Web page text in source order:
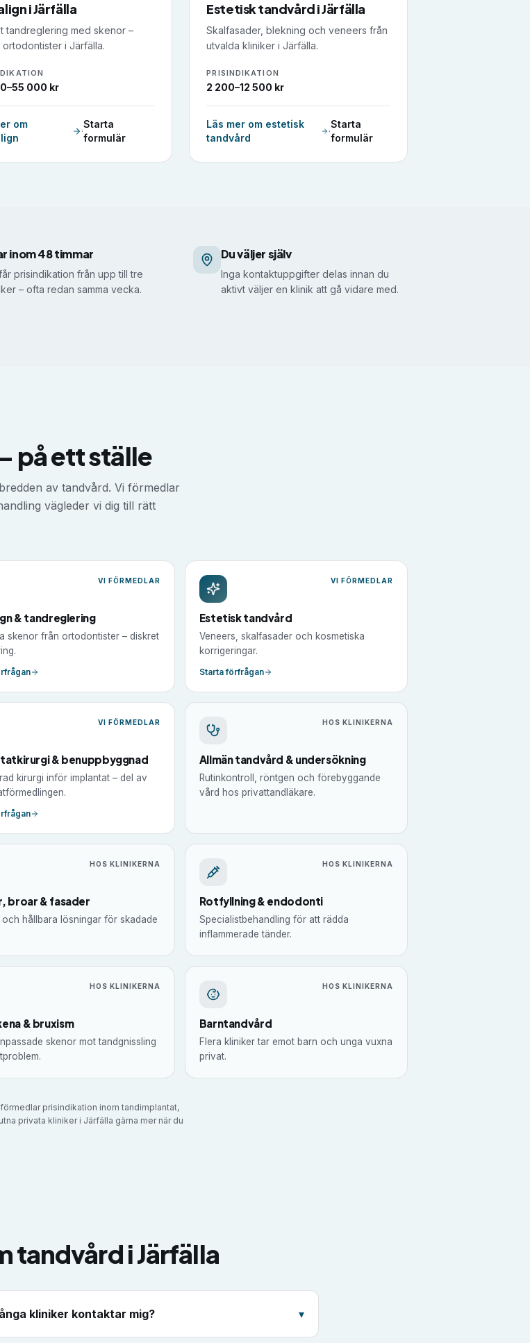
iJärfälla
tandreglering med skenor –
ortodontister i Järfälla.
000 kr
om
·
Starta
formulär
Estetisk tandvårdiJärfälla
Skalfasader, blekning och veneers från
utvalda kliniker i Järfälla.
PRISINDIKATION
2 200–12 500 kr
Läs mer om estetisk
tandvård
·
Starta
formulär
inom 48 timmar
prisindikation från upp till tre
– ofta redan samma vecka.
Du väljer själv
Inga kontaktuppgifter delas innan du
aktivt väljer en klinik att gå vidare med.
på ett ställe
av tandvård. Vi förmedlar
vägleder vi dig till rätt
VI FÖRMEDLAR
& tandreglering
skenor från ortodontister – diskret
VI FÖRMEDLAR
Estetisk tandvård
Veneers, skalfasader och kosmetiska
korrigeringar.
Starta förfrågan
VI FÖRMEDLAR
& benuppbyggnad
kirurgi inför implantat – del av
HOS KLINIKERNA
Allmän tandvård & undersökning
Rutinkontroll, röntgen och förebyggande
vård hos privattandläkare.
HOS KLINIKERNA
broar & fasader
och hållbara lösningar för skadade
HOS KLINIKERNA
Rotfyllning & endodonti
Specialistbehandling för att rädda
inflammerade tänder.
HOS KLINIKERNA
& bruxism
skenor mot tandgnissling
HOS KLINIKERNA
Barntandvård
Flera kliniker tar emot barn och unga vuxna
privat.
prisindikation inom tandimplantat,
privata kliniker i Järfälla gärna mer när du
tandvård iJärfälla
kliniker kontaktar mig? ▾